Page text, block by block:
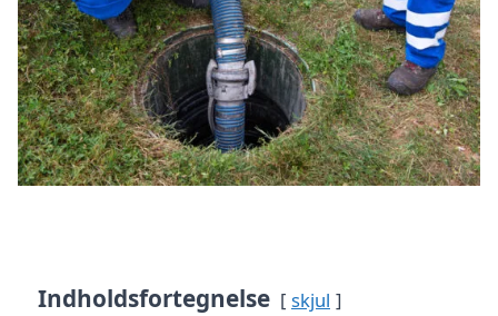
Indholdsfortegnelse skjul